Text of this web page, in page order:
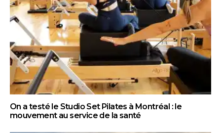
On a testé le Studio Set Pilates à Montréal : le
mouvement au service de la santé